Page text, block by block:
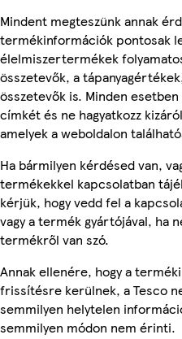
Mindent megteszünk annak
termékinformációk pontosak
élelmiszertermékek
összetevők, a
összetevők is. Minden
címkét és ne hagyatkozz
amelyek a weboldalon
Ha bármilyen kérdésed van,
termékekkel kapcsolatban
kérjük, hogy vedd fel a
vagy a termék gyártójával, ha
termékről van szó.
Annak ellenére, hogy a
frissítésre kerülnek, a Tesco
semmilyen helytelen
semmilyen módon nem érinti.